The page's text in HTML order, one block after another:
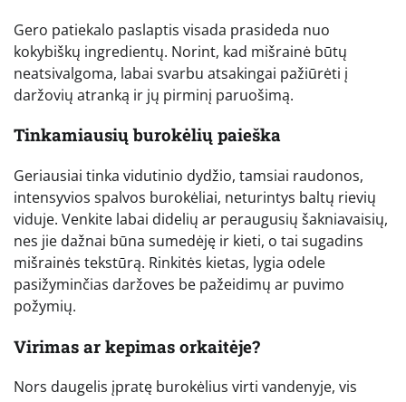
Gero patiekalo paslaptis visada prasideda nuo
kokybiškų ingredientų. Norint, kad mišrainė būtų
neatsivalgoma, labai svarbu atsakingai pažiūrėti į
daržovių atranką ir jų pirminį paruošimą.
Tinkamiausių burokėlių paieška
Geriausiai tinka vidutinio dydžio, tamsiai raudonos,
intensyvios spalvos burokėliai, neturintys baltų rievių
viduje. Venkite labai didelių ar peraugusių šakniavaisių,
nes jie dažnai būna sumedėję ir kieti, o tai sugadins
mišrainės tekstūrą. Rinkitės kietas, lygia odele
pasižyminčias daržoves be pažeidimų ar puvimo
požymių.
Virimas ar kepimas orkaitėje?
Nors daugelis įpratę burokėlius virti vandenyje, vis